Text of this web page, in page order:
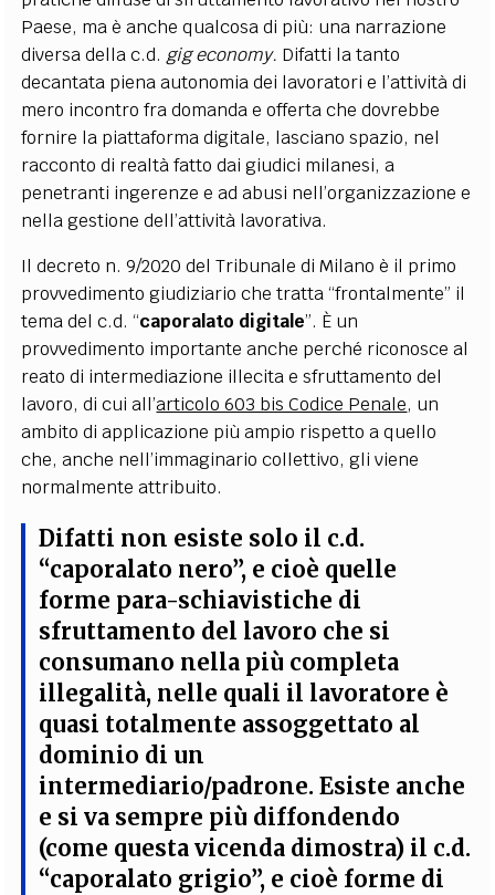
Paese, ma è anche qualcosa di più: una narrazione
diversa della c.d. gig economy. Difatti la tanto
decantata piena autonomia dei lavoratori e l’attività di
mero incontro fra domanda e offerta che dovrebbe
fornire la piattaforma digitale, lasciano spazio, nel
racconto di realtà fatto dai giudici milanesi, a
penetranti ingerenze e ad abusi nell’organizzazione e
nella gestione dell’attività lavorativa.
Il decreto n. 9/2020 del Tribunale di Milano è il primo
provvedimento giudiziario che tratta “frontalmente” il
tema del c.d. “caporalato digitale”. È un
provvedimento importante anche perché riconosce al
reato di intermediazione illecita e sfruttamento del
lavoro, di cui all’articolo 603 bis Codice Penale, un
ambito di applicazione più ampio rispetto a quello
che, anche nell’immaginario collettivo, gli viene
normalmente attribuito.
Difatti non esiste solo il c.d.
“caporalato nero”, e cioè quelle
forme para-schiavistiche di
sfruttamento del lavoro che si
consumano nella più completa
illegalità, nelle quali il lavoratore è
quasi totalmente assoggettato al
dominio di un
intermediario/padrone. Esiste anche
e si va sempre più diffondendo
(come questa vicenda dimostra) il c.d.
“caporalato grigio”, e cioè forme di